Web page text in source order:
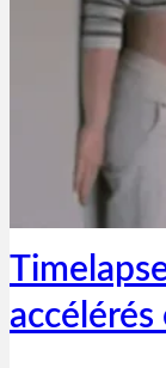
Thibaut Parent
22 mars 2019
accélérés